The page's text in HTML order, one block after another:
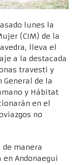
lunes la
(CIM) de la
lleva el
a la destacada
travesti y
de la
y Hábitat
en el
no
de manera
Andonaegui